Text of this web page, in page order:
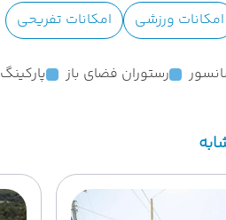
امکانات ورزشی امکانات تفریحی
رستوران فضای باز پارکینگ